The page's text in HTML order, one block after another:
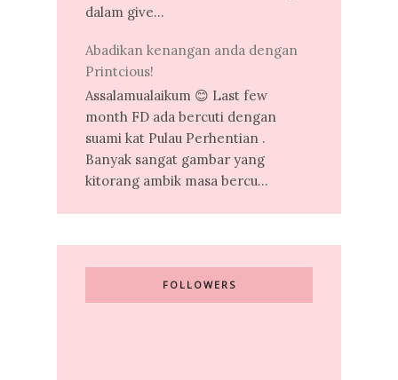
dalam give...
Abadikan kenangan anda dengan
Printcious!
Assalamualaikum 😊 Last few
month FD ada bercuti dengan
suami kat Pulau Perhentian .
Banyak sangat gambar yang
kitorang ambik masa bercu...
FOLLOWERS